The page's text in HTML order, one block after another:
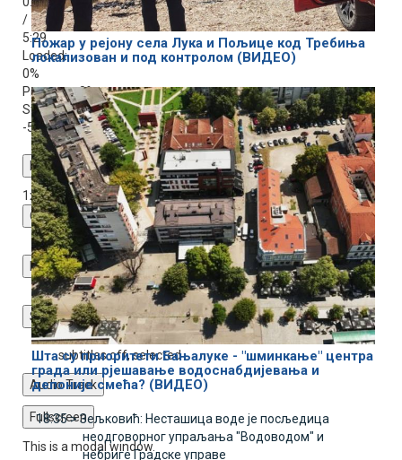
/
5:29
Loaded:
0%
Progress: 0%
Stream TypeLIVE
-5:29
Playback Rate
1x
Chapters
Chapters
Descriptions
descriptions off, selected
Subtitles
subtitles settings, opens subtitles settings dialog
subtitles off, selected
Audio Track
Fullscreen
This is a modal window.
Пожар у рејону села Лука и Пољице код Требиња
локализован и под контролом (ВИДЕО)
Шта су приоритети Бањалуке - "шминкање" центра
града или рјешавање водоснабдијевања и
депоније смећа? (ВИДЕО)
18:35 >Зељковић: Несташица воде је посљедица
неодговорног упраљања "Водоводом" и
небриге Градске управе